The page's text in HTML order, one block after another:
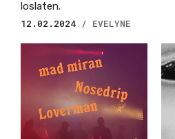
loslaten.
12.02.2024 / EVELYNE